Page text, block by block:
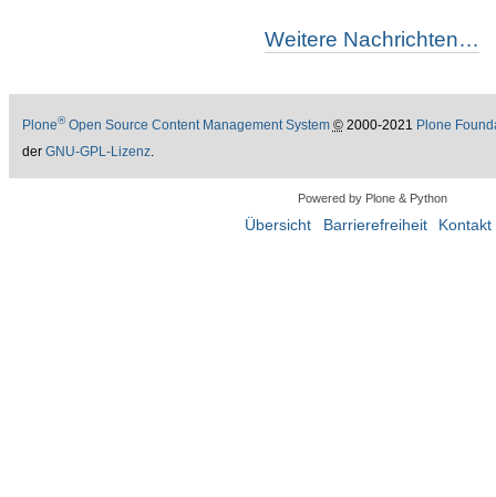
Weitere Nachrichten…
Plone®Open Source Content Management System ©2000-2021 Plone
der GNU-GPL-Lizenz.
Powered by Plone & Python
Übersicht Barrierefreiheit Kontakt